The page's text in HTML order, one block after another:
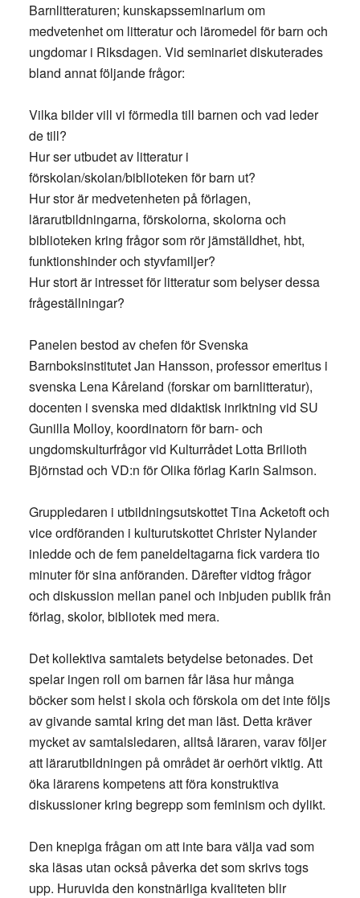
Barnlitteraturen; kunskapsseminarium om
medvetenhet om litteratur och läromedel för barn och
ungdomar i Riksdagen. Vid seminariet diskuterades
bland annat följande frågor:
Vilka bilder vill vi förmedla till barnen och vad leder
de till?
Hur ser utbudet av litteratur i
förskolan/skolan/biblioteken för barn ut?
Hur stor är medvetenheten på förlagen,
lärarutbildningarna, förskolorna, skolorna och
biblioteken kring frågor som rör jämställdhet, hbt,
funktionshinder och styvfamiljer?
Hur stort är intresset för litteratur som belyser dessa
frågeställningar?
Panelen bestod av chefen för Svenska
Barnboksinstitutet Jan Hansson, professor emeritus i
svenska Lena Kåreland (forskar om barnlitteratur),
docenten i svenska med didaktisk inriktning vid SU
Gunilla Molloy, koordinatorn för barn- och
ungdomskulturfrågor vid Kulturrådet Lotta Brilioth
Björnstad och VD:n för Olika förlag Karin Salmson.
Gruppledaren i utbildningsutskottet Tina Acketoft och
vice ordföranden i kulturutskottet Christer Nylander
inledde och de fem paneldeltagarna fick vardera tio
minuter för sina anföranden. Därefter vidtog frågor
och diskussion mellan panel och inbjuden publik från
förlag, skolor, bibliotek med mera.
Det kollektiva samtalets betydelse betonades. Det
spelar ingen roll om barnen får läsa hur många
böcker som helst i skola och förskola om det inte följs
av givande samtal kring det man läst. Detta kräver
mycket av samtalsledaren, alltså läraren, varav följer
att lärarutbildningen på området är oerhört viktig. Att
öka lärarens kompetens att föra konstruktiva
diskussioner kring begrepp som feminism och dylikt.
Den knepiga frågan om att inte bara välja vad som
ska läsas utan också påverka det som skrivs togs
upp. Huruvida den konstnärliga kvaliteten blir